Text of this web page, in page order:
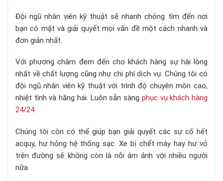
Đội ngũ nhân viên kỹ thuật sẽ nhanh chóng tìm đến nơi
bạn có mặt và giải quyết mọi vấn đề một cách nhanh và
đơn giản nhất.
Với phương châm đem đến cho khách hàng sự hài lòng
nhất về chất lượng cũng như chi phí dịch vụ. Chúng tôi có
đội ngũ nhân viên kỹ thuật với trình độ chuyên môn cao,
nhiệt tình và hăng hái. Luôn sẵn sàng phục vụ khách hàng
24/24.
Chúng tôi còn có thể giúp bạn giải quyết các sự cố hết
acquy, hư hỏng hệ thống sạc. Xe bị chết máy hay hư vỏ
trên đường sẽ không còn là nỗi ám ảnh với nhiều người
nữa.